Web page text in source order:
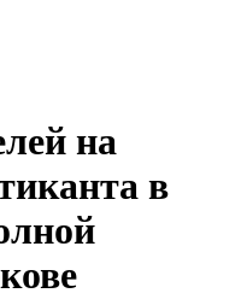
на
в